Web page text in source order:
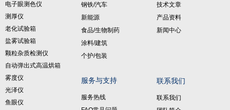
电子眼测色仪
测厚仪
老化试验箱
盐雾试验箱
颗粒杂质检测仪
自动弹出式高温烘箱
雾度仪
光泽仪
鱼眼仪
钢铁/汽车
新能源
食品/生物制药
涂料/建筑
个护/包装
服务与支持
服务热线
技术文章
产品资料
新闻中心
联系我们
联系我们